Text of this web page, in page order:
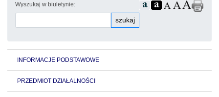
Wyszukaj w biuletynie:
szukaj
INFORMACJE PODSTAWOWE
PRZEDMIOT DZIAŁALNOŚCI